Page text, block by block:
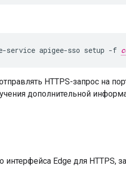
service apigee-sso setup -f
HTTPS-запрос на
дополнительной
интерфейса Edge для HTTPS,